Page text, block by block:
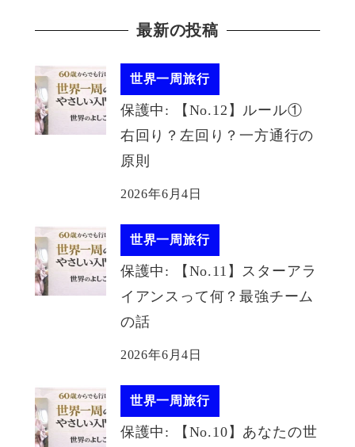
最新の投稿
世界一周旅行
保護中: 【No.12】ルール①
右回り？左回り？一方通行の
原則
2026年6月4日
世界一周旅行
保護中: 【No.11】スターアラ
イアンスって何？最強チーム
の話
2026年6月4日
世界一周旅行
保護中: 【No.10】あなたの世